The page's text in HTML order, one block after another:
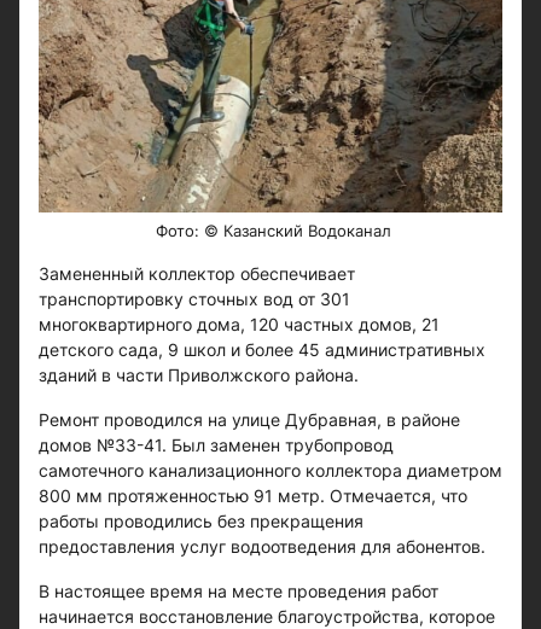
Фото: © Казанский Водоканал
Замененный коллектор обеспечивает
транспортировку сточных вод от 301
многоквартирного дома, 120 частных домов, 21
детского сада, 9 школ и более 45 административных
зданий в части Приволжского района.
Ремонт проводился на улице Дубравная, в районе
домов №33-41. Был заменен трубопровод
самотечного канализационного коллектора диаметром
800 мм протяженностью 91 метр. Отмечается, что
работы проводились без прекращения
предоставления услуг водоотведения для абонентов.
В настоящее время на месте проведения работ
начинается восстановление благоустройства, которое